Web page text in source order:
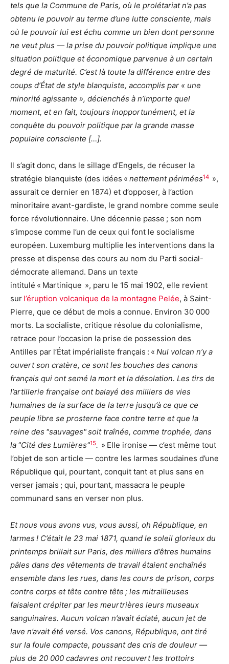
tels que la Commune de Paris, où le prolétariat n’a pas
obtenu le pouvoir au terme d’une lutte consciente, mais
où le pouvoir lui est échu comme un bien dont personne
ne veut plus — la prise du pouvoir politique implique une
situation politique et économique parvenue à un certain
degré de maturité. C’est là toute la différence entre des
coups d’État de style blanquiste, accomplis par « une
minorité agissante », déclenchés à n’importe quel
moment, et en fait, toujours inopportunément, et la
conquête du pouvoir politique par la grande masse
populaire consciente […].
Il s’agit donc, dans le sillage d’Engels, de récuser la
stratégie blanquiste (des idées « nettement périmées14 »,
assurait ce dernier en 1874) et d’opposer, à l’action
minoritaire avant-gardiste, le grand nombre comme seule
force révolutionnaire. Une décennie passe ; son nom
s’impose comme l’un de ceux qui font le socialisme
européen. Luxemburg multiplie les interventions dans la
presse et dispense des cours au nom du Parti social-
démocrate allemand. Dans un texte
intitulé « Martinique », paru le 15 mai 1902, elle revient
sur l’éruption volcanique de la montagne Pelée, à Saint-
Pierre, que ce début de mois a connue. Environ 30 000
morts. La socialiste, critique résolue du colonialisme,
retrace pour l’occasion la prise de possession des
Antilles par l’État impérialiste français : « Nul volcan n’y a
ouvert son cratère, ce sont les bouches des canons
français qui ont semé la mort et la désolation. Les tirs de
l’artillerie française ont balayé des milliers de vies
humaines de la surface de la terre jusqu’à ce que ce
peuple libre se prosterne face contre terre et que la
reine des sauvages soit traînée, comme trophée, dans
la Cité des Lumières 15. » Elle ironise — c’est même tout
l’objet de son article — contre les larmes soudaines d’une
République qui, pourtant, conquit tant et plus sans en
verser jamais ; qui, pourtant, massacra le peuple
communard sans en verser non plus.
Et nous vous avons vus, vous aussi, oh République, en
larmes ! C’était le 23 mai 1871, quand le soleil glorieux du
printemps brillait sur Paris, des milliers d’êtres humains
pâles dans des vêtements de travail étaient enchaînés
ensemble dans les rues, dans les cours de prison, corps
contre corps et tête contre tête ; les mitrailleuses
faisaient crépiter par les meurtrières leurs museaux
sanguinaires. Aucun volcan n’avait éclaté, aucun jet de
lave n’avait été versé. Vos canons, République, ont tiré
sur la foule compacte, poussant des cris de douleur —
plus de 20 000 cadavres ont recouvert les trottoirs